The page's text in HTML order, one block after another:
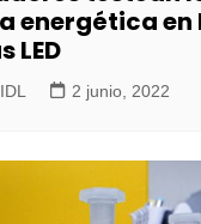
energética en
LED
2 junio, 2022